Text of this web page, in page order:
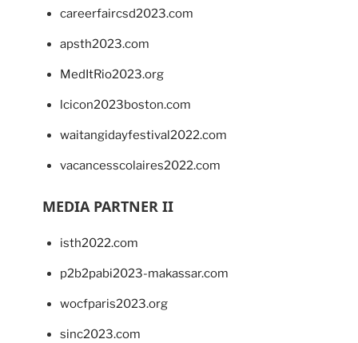
careerfaircsd2023.com
apsth2023.com
MedItRio2023.org
lcicon2023boston.com
waitangidayfestival2022.com
vacancesscolaires2022.com
MEDIA PARTNER II
isth2022.com
p2b2pabi2023-makassar.com
wocfparis2023.org
sinc2023.com